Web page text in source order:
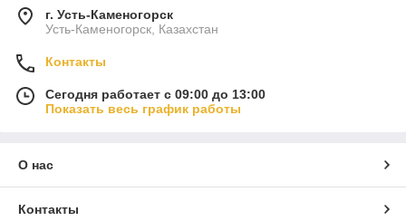
г. Усть-Каменогорск
Усть-Каменогорск, Казахстан
Контакты
Сегодня работает с 09:00 до 13:00
Показать весь график работы
О нас
Контакты